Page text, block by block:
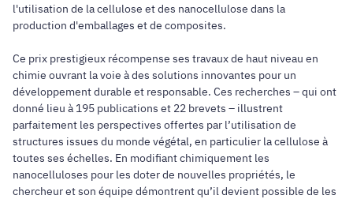
l'utilisation de la cellulose et des nanocellulose dans la
production d'emballages et de composites.
Ce prix prestigieux récompense ses travaux de haut niveau en
chimie ouvrant la voie à des solutions innovantes pour un
développement durable et responsable. Ces recherches – qui ont
donné lieu à 195 publications et 22 brevets – illustrent
parfaitement les perspectives offertes par l’utilisation de
structures issues du monde végétal, en particulier la cellulose à
toutes ses échelles. En modifiant chimiquement les
nanocelluloses pour les doter de nouvelles propriétés, le
chercheur et son équipe démontrent qu’il devient possible de les